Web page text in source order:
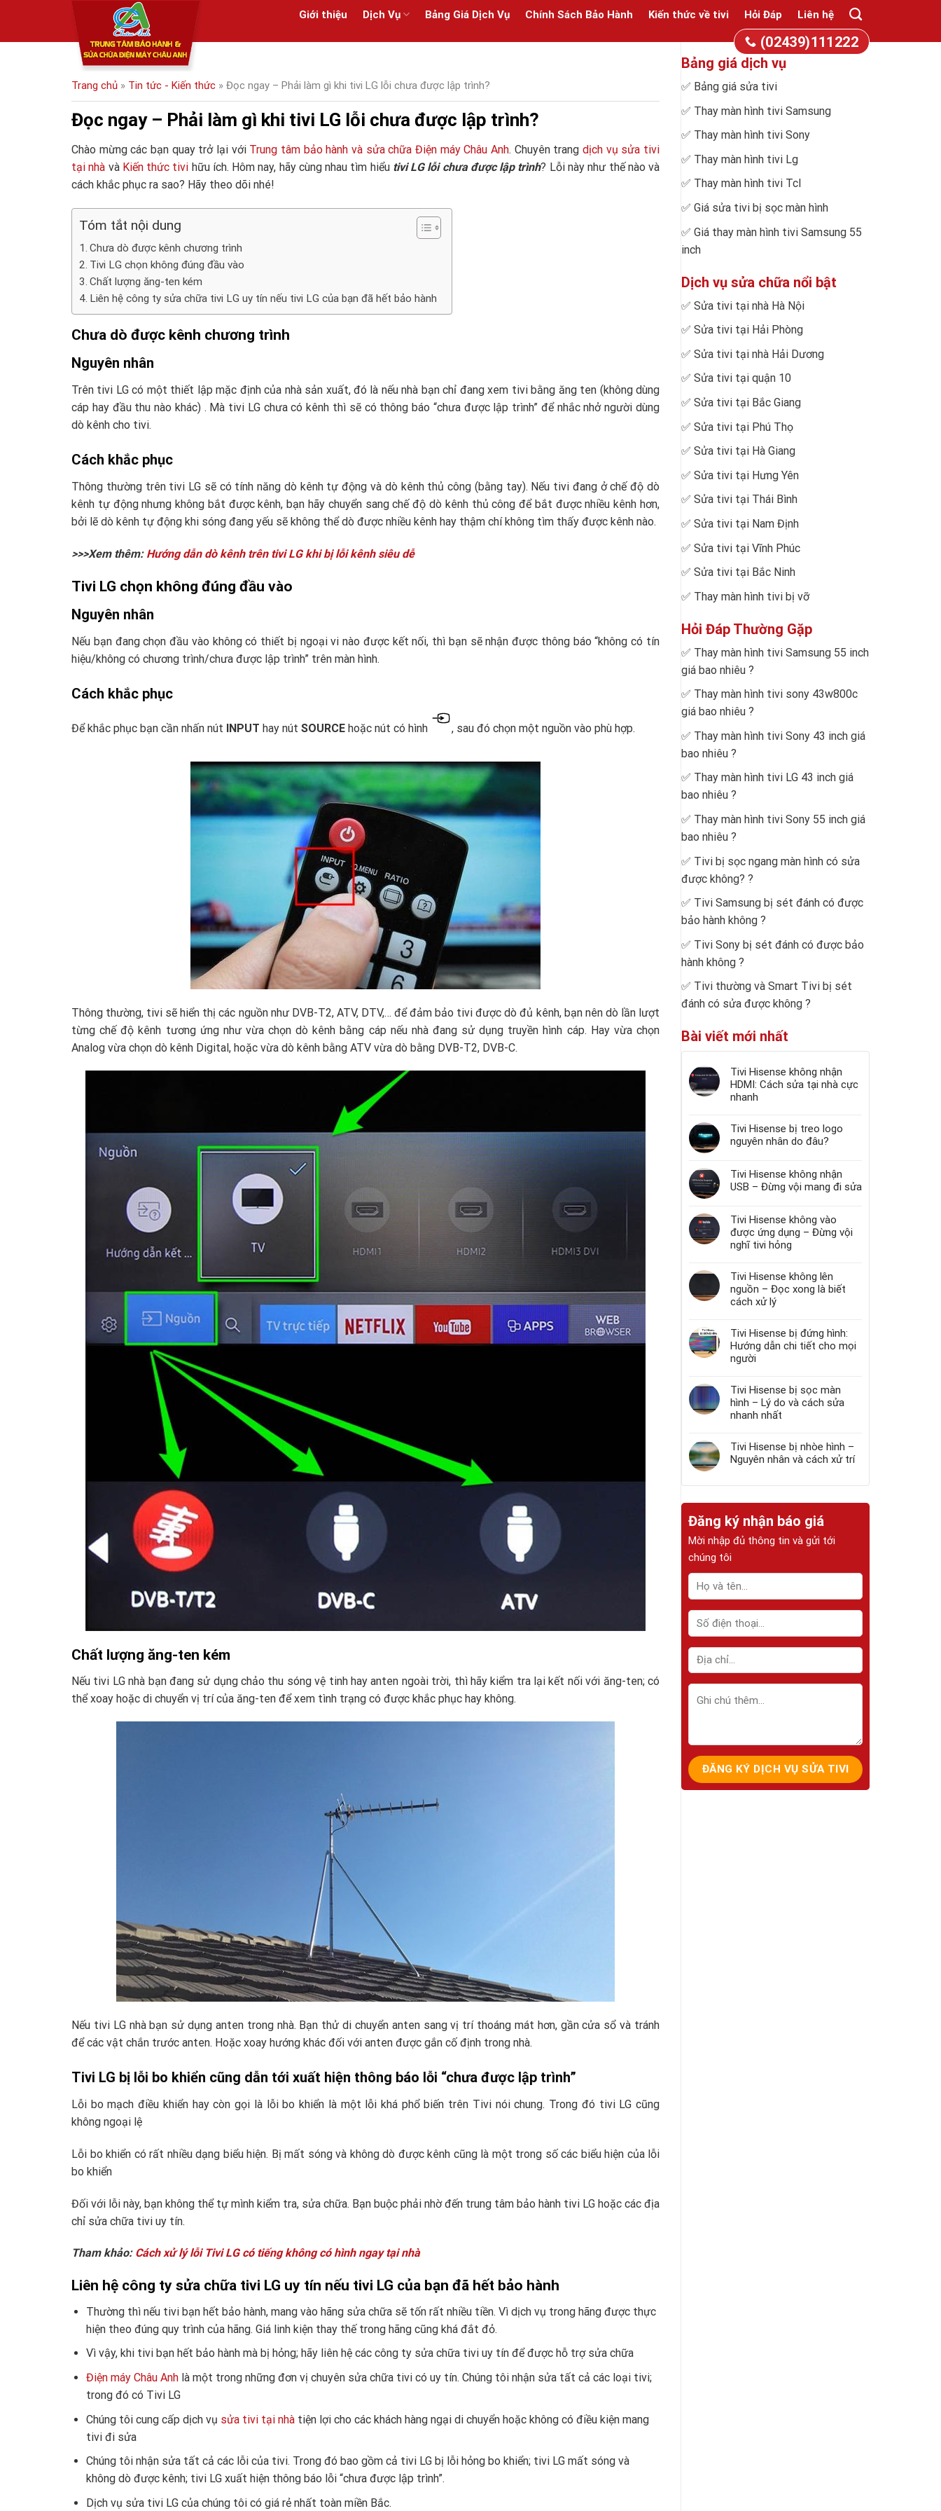
content
Giới thiệu Dịch Vụ Bảng Giá Dịch Vụ Chính Sách Bảo Hành Kiến thức về tivi Hỏi Đáp Liên hệ
(02439)111222
Trang chủ » Tin tức - Kiến thức » Đọc ngay – Phải làm gì khi tivi LG lỗi chưa được lập trình?
Đọc ngay – Phải làm gì khi tivi LG lỗi chưa được lập trình?
Chào mừng các bạn quay trở lại với Trung tâm bảo hành và sửa chữa Điện máy Châu Anh. Chuyên trangdịch vụ sửa tivi
tại nhà và Kiến thức tivi hữu ích. Hôm nay, hãy cùng nhau tìm hiểu tivi LG lỗi chưa được lập trình? Lỗi này như thế nào và
cách khắc phục ra sao? Hãy theo dõi nhé!
Tóm tắt nội dung
Chưa dò được kênh chương trình
Tivi LG chọn không đúng đầu vào
Chất lượng ăng-ten kém
Liên hệ công ty sửa chữa tivi LG uy tín nếu tivi LG của bạn đã hết bảo hành
Chưa dò được kênh chương trình
Nguyên nhân
Trên tivi LG có một thiết lập mặc định của nhà sản xuất, đó là nếu nhà bạn chỉ đang xem tivi bằng ăng ten (không dùng
cáp hay đầu thu nào khác) . Mà tivi LG chưa có kênh thì sẽ có thông báo “chưa được lập trình” để nhắc nhở người dùng
dò kênh cho tivi.
Cách khắc phục
Thông thường trên tivi LG sẽ có tính năng dò kênh tự động và dò kênh thủ công (bằng tay). Nếu tivi đang ở chế độ dò
kênh tự động nhưng không bắt được kênh, bạn hãy chuyển sang chế độ dò kênh thủ công để bắt được nhiều kênh hơn,
bởi lẽ dò kênh tự động khi sóng đang yếu sẽ không thể dò được nhiều kênh hay thậm chí không tìm thấy được kênh nào.
>>>Xem thêm: Hướng dẫn dò kênh trên tivi LG khi bị lỗi kênh siêu dễ
Tivi LG chọn không đúng đầu vào
Nguyên nhân
Nếu bạn đang chọn đầu vào không có thiết bị ngoại vi nào được kết nối, thì bạn sẽ nhận được thông báo “không có tín
hiệu/không có chương trình/chưa được lập trình” trên màn hình.
Cách khắc phục
Để khắc phục bạn cần nhấn nút INPUT hay nút SOURCE hoặc nút có hình , sau đó chọn một nguồn vào phù hợp.
Thông thường, tivi sẽ hiển thị các nguồn như DVB-T2, ATV, DTV,… để đảm bảo tivi được dò đủ kênh, bạn nên dò lần lượt
từng chế độ kênh tương ứng như vừa chọn dò kênh bằng cáp nếu nhà đang sử dụng truyền hình cáp. Hay vừa chọn
Analog vừa chọn dò kênh Digital, hoặc vừa dò kênh bằng ATV vừa dò bằng DVB-T2, DVB-C.
Chất lượng ăng-ten kém
Nếu tivi LG nhà bạn đang sử dụng chảo thu sóng vệ tinh hay anten ngoài trời, thì hãy kiểm tra lại kết nối với ăng-ten; có
thể xoay hoặc di chuyển vị trí của ăng-ten để xem tình trạng có được khắc phục hay không.
Nếu tivi LG nhà bạn sử dụng anten trong nhà. Bạn thử di chuyển anten sang vị trí thoáng mát hơn, gần cửa sổ và tránh
để các vật chắn trước anten. Hoặc xoay hướng khác đối với anten được gắn cố định trong nhà.
Tivi LG bị lỗi bo khiển cũng dẫn tới xuất hiện thông báo lỗi “chưa được lập trình”
Lỗi bo mạch điều khiển hay còn gọi là lỗi bo khiển là một lỗi khá phổ biến trên Tivi nói chung. Trong đó tivi LG cũng
không ngoại lệ
Lỗi bo khiển có rất nhiều dạng biểu hiện. Bị mất sóng và không dò được kênh cũng là một trong số các biểu hiện của lỗi
bo khiển
Đối với lỗi này, bạn không thể tự mình kiểm tra, sửa chữa. Bạn buộc phải nhờ đến trung tâm bảo hành tivi LG hoặc các địa
chỉ sửa chữa tivi uy tín.
Tham khảo: Cách xử lý lỗi Tivi LG có tiếng không có hình ngay tại nhà
Liên hệ công ty sửa chữa tivi LG uy tín nếu tivi LG của bạn đã hết bảo hành
Thường thì nếu tivi bạn hết bảo hành, mang vào hãng sửa chữa sẽ tốn rất nhiều tiền. Vì dịch vụ trong hãng được thực
hiện theo đúng quy trình của hãng. Giá linh kiện thay thế trong hãng cũng khá đắt đỏ.
Vì vậy, khi tivi bạn hết bảo hành mà bị hỏng; hãy liên hệ các công ty sửa chữa tivi uy tín để được hỗ trợ sửa chữa
Điện máy Châu Anhlà một trong những đơn vị chuyên sửa chữa tivi có uy tín. Chúng tôi nhận sửa tất cả các loại tivi;
trong đó có Tivi LG
Chúng tôi cung cấp dịch vụ sửa tivi tại nhàtiện lợi cho các khách hàng ngại di chuyển hoặc không có điều kiện mang
tivi đi sửa
Chúng tôi nhận sửa tất cả các lỗi của tivi. Trong đó bao gồm cả tivi LG bị lỗi hỏng bo khiển; tivi LG mất sóng và
không dò được kênh; tivi LG xuất hiện thông báo lỗi “chưa được lập trình”.
Dịch vụ sửa tivi LG của chúng tôi có giá rẻ nhất toàn miền Bắc.
Bảng giá dịch vụ
✅ Bảng giá sửa tivi
✅ Thay màn hình tivi Samsung
✅ Thay màn hình tivi Sony
✅ Thay màn hình tivi Lg
✅ Thay màn hình tivi Tcl
✅ Giá sửa tivi bị sọc màn hình
✅ Giá thay màn hình tivi Samsung 55
inch
Dịch vụ sửa chữa nổi bật
✅ Sửa tivi tại nhà Hà Nội
✅ Sửa tivi tại Hải Phòng
✅ Sửa tivi tại nhà Hải Dương
✅ Sửa tivi tại quận 10
✅ Sửa tivi tại Bắc Giang
✅ Sửa tivi tại Phú Thọ
✅ Sửa tivi tại Hà Giang
✅ Sửa tivi tại Hưng Yên
✅ Sửa tivi tại Thái Bình
✅ Sửa tivi tại Nam Định
✅ Sửa tivi tại Vĩnh Phúc
✅ Sửa tivi tại Bắc Ninh
✅ Thay màn hình tivi bị vỡ
Hỏi Đáp Thường Gặp
✅ Thay màn hình tivi Samsung 55 inch
giá bao nhiêu ?
✅ Thay màn hình tivi sony 43w800c
giá bao nhiêu ?
✅ Thay màn hình tivi Sony 43 inch giá
bao nhiêu ?
✅ Thay màn hình tivi LG 43 inch giá
bao nhiêu ?
✅ Thay màn hình tivi Sony 55 inch giá
bao nhiêu ?
✅ Tivi bị sọc ngang màn hình có sửa
được không? ?
✅ Tivi Samsung bị sét đánh có được
bảo hành không ?
✅ Tivi Sony bị sét đánh có được bảo
hành không ?
✅ Tivi thường và Smart Tivi bị sét
đánh có sửa được không ?
Bài viết mới nhất
Tivi Hisense không nhận
HDMI: Cách sửa tại nhà cực
nhanh
Tivi Hisense bị treo logo
nguyên nhân do đâu?
Tivi Hisense không nhận
USB – Đừng vội mang đi sửa
Tivi Hisense không vào
được ứng dụng – Đừng vội
nghĩ tivi hỏng
Tivi Hisense không lên
nguồn – Đọc xong là biết
cách xử lý
Tivi Hisense bị đứng hình:
Hướng dẫn chi tiết cho mọi
người
Tivi Hisense bị sọc màn
hình – Lý do và cách sửa
nhanh nhất
Tivi Hisense bị nhòe hình –
Nguyên nhân và cách xử trí
Đăng ký nhận báo giá
Mời nhập đủ thông tin và gửi tới
chúng tôi